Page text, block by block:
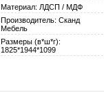
Материал: ЛДСП / МДФ
Производитель: Сканд
Мебель
Размеры (в*ш*г):
1825*1944*1099